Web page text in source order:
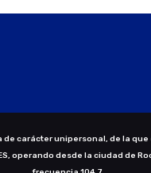
de carácter unipersonal, de la
operando desde la ciudad de